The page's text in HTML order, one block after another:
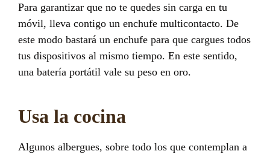
Para garantizar que no te quedes sin carga en tu
móvil, lleva contigo un enchufe multicontacto. De
este modo bastará un enchufe para que cargues todos
tus dispositivos al mismo tiempo. En este sentido,
una batería portátil vale su peso en oro.
Usa la cocina
Algunos albergues, sobre todo los que contemplan a